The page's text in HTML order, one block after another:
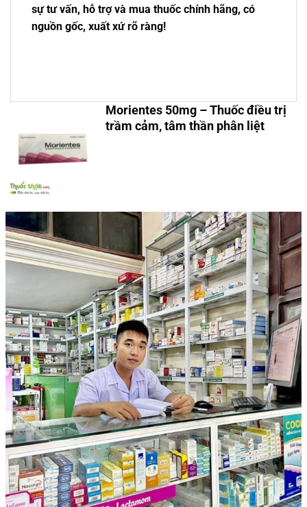
sự tư vấn, hỗ trợ và mua thuốc chính hãng, có
nguồn gốc, xuất xứ rõ ràng!
Morientes 50mg – Thuốc điều trị
trầm cảm, tâm thần phân liệt